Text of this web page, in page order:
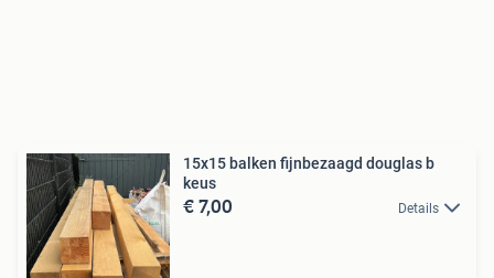
15x15 balken fijnbezaagd douglas b
keus
€ 7,00 Details